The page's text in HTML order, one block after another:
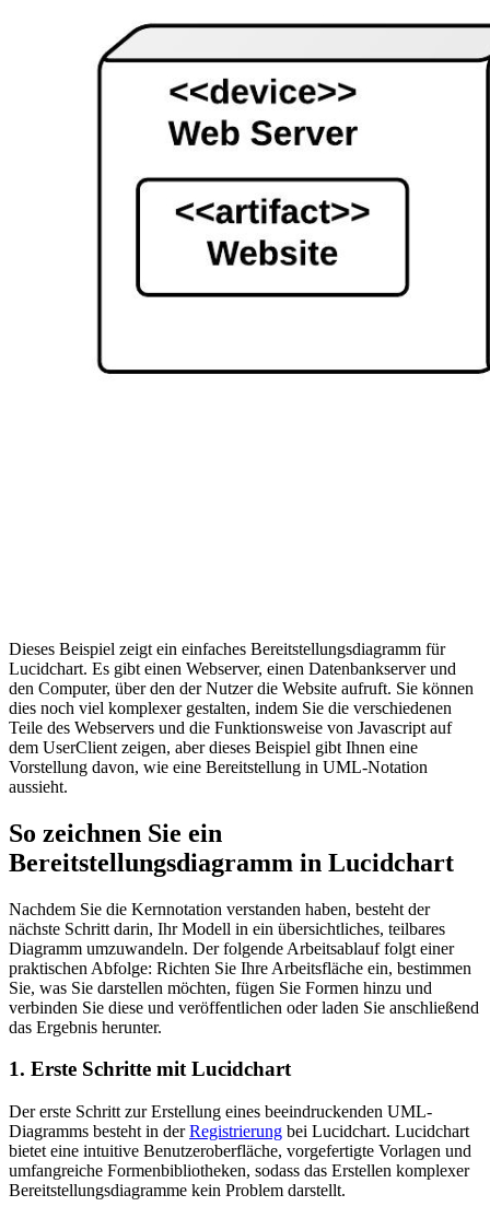
Dieses Beispiel zeigt ein einfaches Bereitstellungsdiagramm für
Lucidchart. Es gibt einen Webserver, einen Datenbankserver und
den Computer, über den der Nutzer die Website aufruft. Sie können
dies noch viel komplexer gestalten, indem Sie die verschiedenen
Teile des Webservers und die Funktionsweise von Javascript auf
dem UserClient zeigen, aber dieses Beispiel gibt Ihnen eine
Vorstellung davon, wie eine Bereitstellung in UML-Notation
aussieht.
So zeichnen Sie ein
Bereitstellungsdiagramm in Lucidchart
Nachdem Sie die Kernnotation verstanden haben, besteht der
nächste Schritt darin, Ihr Modell in ein übersichtliches, teilbares
Diagramm umzuwandeln. Der folgende Arbeitsablauf folgt einer
praktischen Abfolge: Richten Sie Ihre Arbeitsfläche ein, bestimmen
Sie, was Sie darstellen möchten, fügen Sie Formen hinzu und
verbinden Sie diese und veröffentlichen oder laden Sie anschließend
das Ergebnis herunter.
1. Erste Schritte mit Lucidchart
Der erste Schritt zur Erstellung eines beeindruckenden UML-
Diagramms besteht in derRegistrierung bei Lucidchart. Lucidchart
bietet eine intuitive Benutzeroberfläche, vorgefertigte Vorlagen und
umfangreiche Formenbibliotheken, sodass das Erstellen komplexer
Bereitstellungsdiagramme kein Problem darstellt.